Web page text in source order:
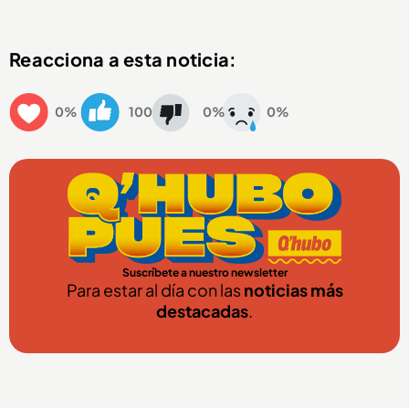
Reacciona a esta noticia:
0% 100 0% 0%
Suscríbete a nuestro newsletter
Para estar al día con lasnoticias más
destacadas.